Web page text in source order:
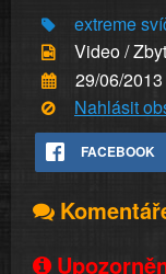
extreme
Video /
29/06/2013
Nahlásit
FACEBOOK